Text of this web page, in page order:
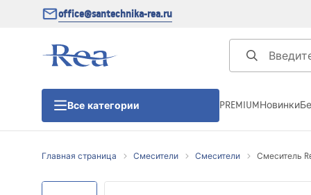
office@santechnika-rea.ru
Все категории PREMIUMНовинки
Главная страница Смесители Смесители Смеситель